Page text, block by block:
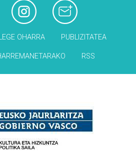
OHARRA PUBLIZITATEA
RSS